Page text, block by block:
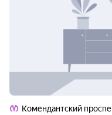
Комендантский